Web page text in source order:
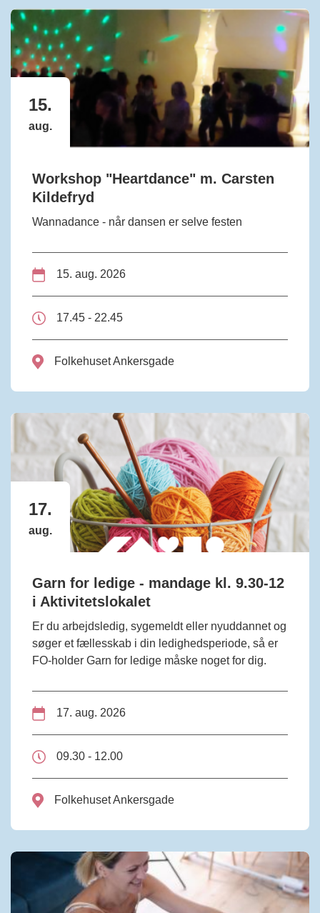
15.
aug.
Workshop "Heartdance" m. Carsten
Kildefryd
Wannadance - når dansen er selve festen
15. aug. 2026
17.45 - 22.45
Folkehuset Ankersgade
17.
aug.
Garn for ledige - mandage kl. 9.30-12
i Aktivitetslokalet
Er du arbejdsledig, sygemeldt eller nyuddannet og
søger et fællesskab i din ledighedsperiode, så er
FO-holder Garn for ledige måske noget for dig.
17. aug. 2026
09.30 - 12.00
Folkehuset Ankersgade